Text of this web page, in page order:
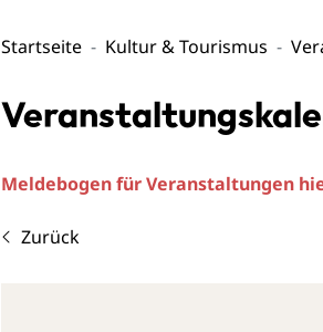
Startseite Kultur & Tourismus
Meldebogen für Veranstaltungen
Zurück